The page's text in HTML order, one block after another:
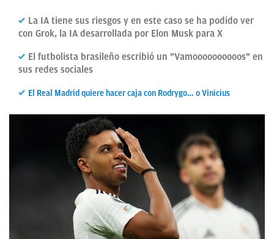
FICHAJES
FEMENINO
PAPARAZZI
La IA tiene sus riesgos y en este caso se ha podido ver
con Grok, la IA desarrollada por Elon Musk para X
El futbolista brasileño escribió un "Vamoooooooooos" en
sus redes sociales
El Real Madrid quiere hacer caja con Rodrygo… o Vinicius